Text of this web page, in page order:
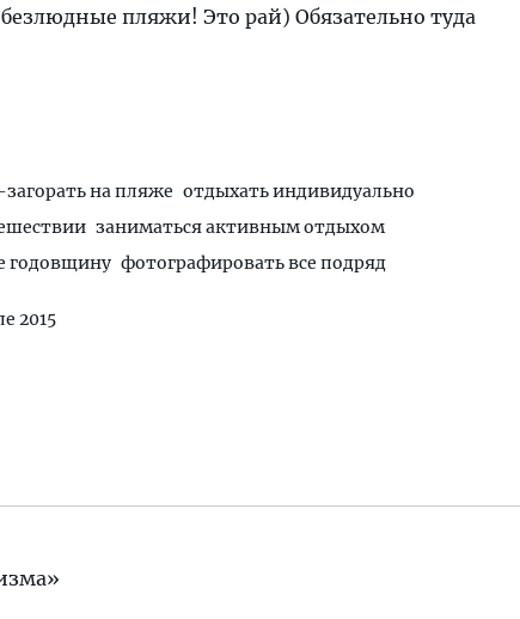
пляжи! Это рай) Обязательно туда
на пляже отдыхать индивидуально
заниматься активным отдыхом
годовщину фотографировать все подряд
2015